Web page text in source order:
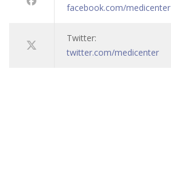
facebook.com/medicenter
Twitter:
twitter.com/medicenter